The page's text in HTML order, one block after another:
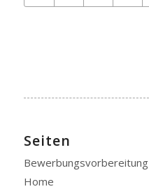
Seiten
Bewerbungsvorbereitung
Home